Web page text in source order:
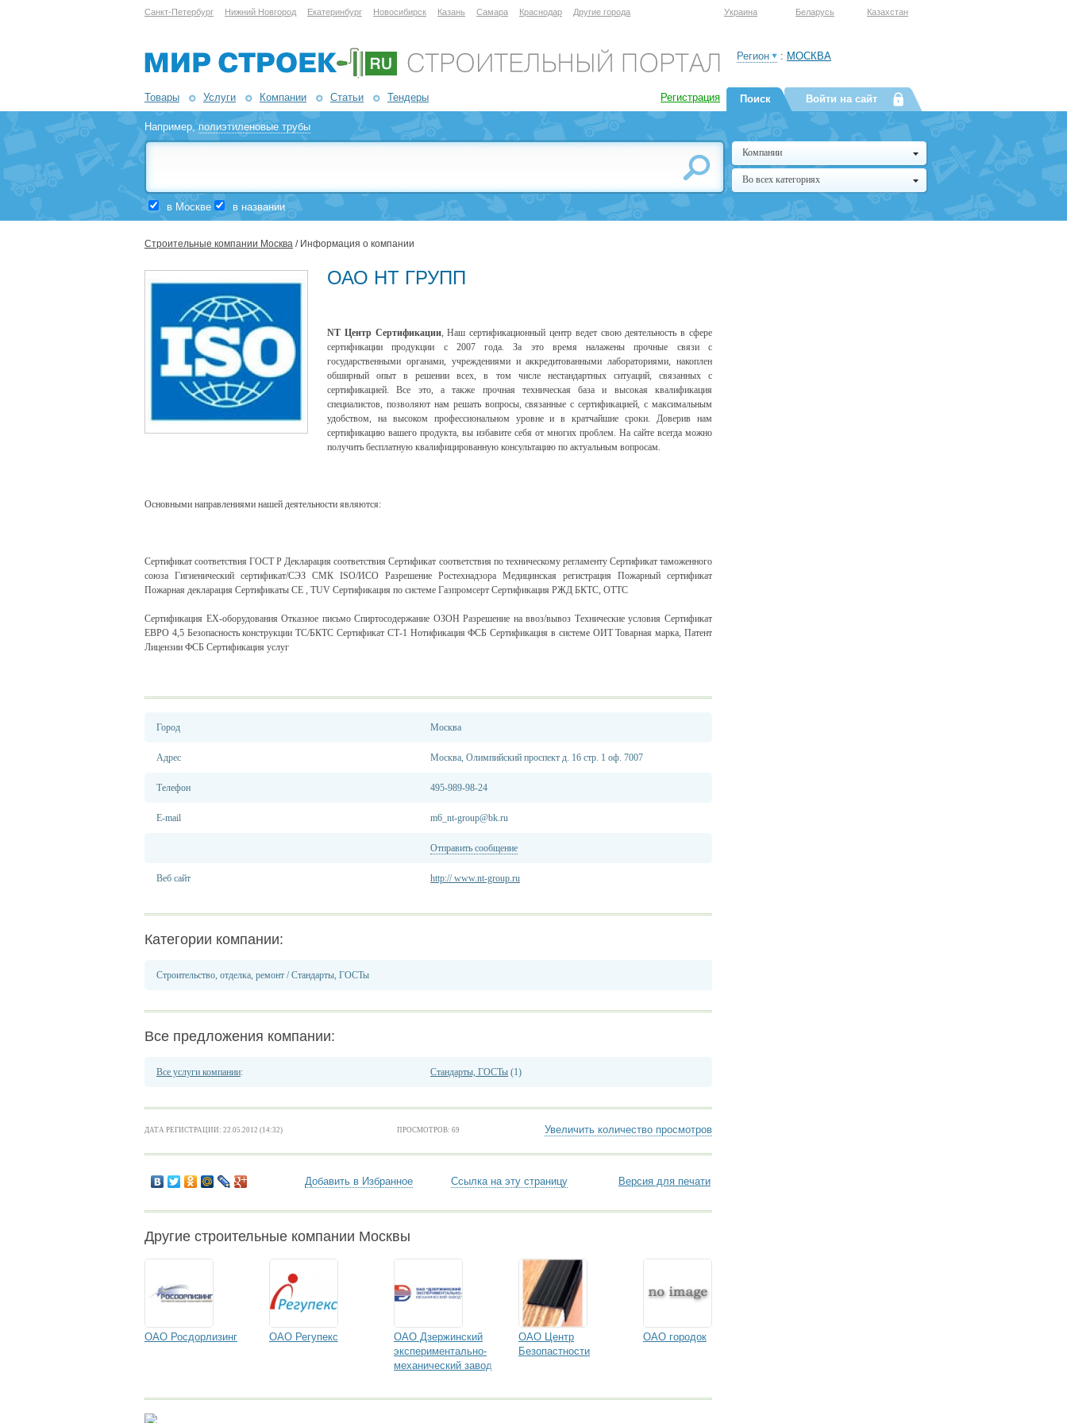
Санкт-Петербург Нижний Новгород Екатеринбург Новосибирск Казань Самара Краснодар Другие города Украина Беларусь Казахстан
Товары Услуги Компании Статьи Тендеры Регистрация
Регион : МОСКВА
Например,полиэтиленовые трубы
в Москве в названии
Поиск Войти на сайт
Компании
Во всех категориях
Строительные компании Москва / Информация о компании
ОАО НТ ГРУПП
NT Центр Сертификации, Наш сертификационный центр ведет свою деятельность в сфере
сертификации продукции с 2007 года. За это время налажены прочные связи с
государственными органами, учреждениями и аккредитованными лабораториями, накоплен
обширный опыт в решении всех, в том числе нестандартных ситуаций, связанных с
сертификацией. Все это, а также прочная техническая база и высокая квалификация
специалистов, позволяют нам решать вопросы, связанные с сертификацией, с максимальным
удобством, на высоком профессиональном уровне и в кратчайшие сроки. Доверив нам
сертификацию вашего продукта, вы избавите себя от многих проблем. На сайте всегда можно
получить бесплатную квалифицированную консультацию по актуальным вопросам.
Основными направлениями нашей деятельности являются:
Сертификат соответствия ГОСТ Р Декларация соответствия Сертификат соответствия по техническому регламенту Сертификат таможенного
союза Гигиенический сертификат/СЭЗ СМК ISO/ИСО Разрешение Ростехнадзора Медицинская регистрация Пожарный сертификат
Пожарная декларация Сертификаты CE , TUV Сертификация по системе Газпромсерт Сертификация РЖД БКТС, ОТТС
Сертификация ЕХ-оборудования Отказное письмо Спиртосодержание ОЗОН Разрешение на ввоз/вывоз Технические условия Сертификат
ЕВРО 4,5 Безопасность конструкции ТС/БКТС Сертификат СТ-1 Нотификация ФСБ Сертификация в системе ОИТ Товарная марка, Патент
Лицензии ФСБ Сертификация услуг
Город Москва
Адрес Москва, Олимпийский проспект д. 16 стр. 1 оф. 7007
Телефон 495-989-98-24
E-mail m6_nt-group@bk.ru
Отправить сообщение
Веб сайт http:// www.nt-group.ru
Категории компании:
Строительство, отделка, ремонт /Стандарты, ГОСТы
Все предложения компании:
Все услуги компании: Стандарты, ГОСТы (1)
ДАТА РЕГИСТРАЦИИ: 22.05.2012 (14:32) ПРОСМОТРОВ: 69 Увеличить количество просмотров
Добавить в Избранное Ссылка на эту страницу Версия для печати
Другие строительные компании Москвы
ОАО Росдорлизинг ОАО Регупекс
ОАО Дзержинский
экспериментально-
механический завод
ОАО Центр
Безопастности
ОАО городок